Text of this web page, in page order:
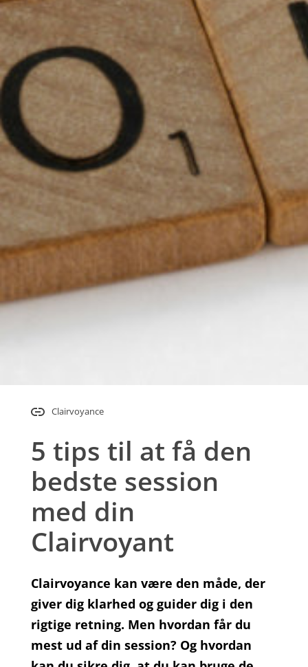
Clairvoyance
5 tips til at få den
bedste session
med din
Clairvoyant
Clairvoyance kan være den måde, der
giver dig klarhed og guider dig i den
rigtige retning. Men hvordan får du
mest ud af din session? Og hvordan